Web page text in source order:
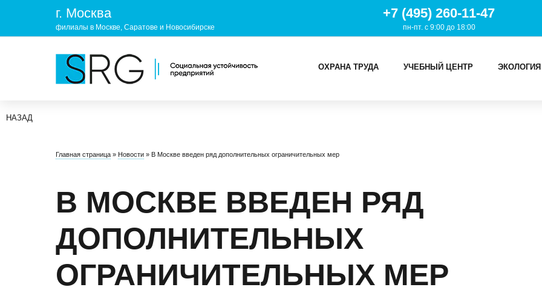
г. Москва
филиалы в Москве, Саратове и Новосибирске
+7 (495) 260-11-47
пн-пт. с 9:00 до 18:00
ОХРАНА ТРУДА УЧЕБНЫЙ ЦЕНТР ЭКОЛОГИЯ
О нас
Лицензии и аккредитации
Пресс-центр
Реквизиты
Отзывы
ОХРАНА ТРУДА
НАЗАД
Главная страница » Новости » В Москве введен ряд дополнительных ограничительных мер
В МОСКВЕ ВВЕДЕН РЯД
ДОПОЛНИТЕЛЬНЫХ
ОГРАНИЧИТЕЛЬНЫХ МЕР